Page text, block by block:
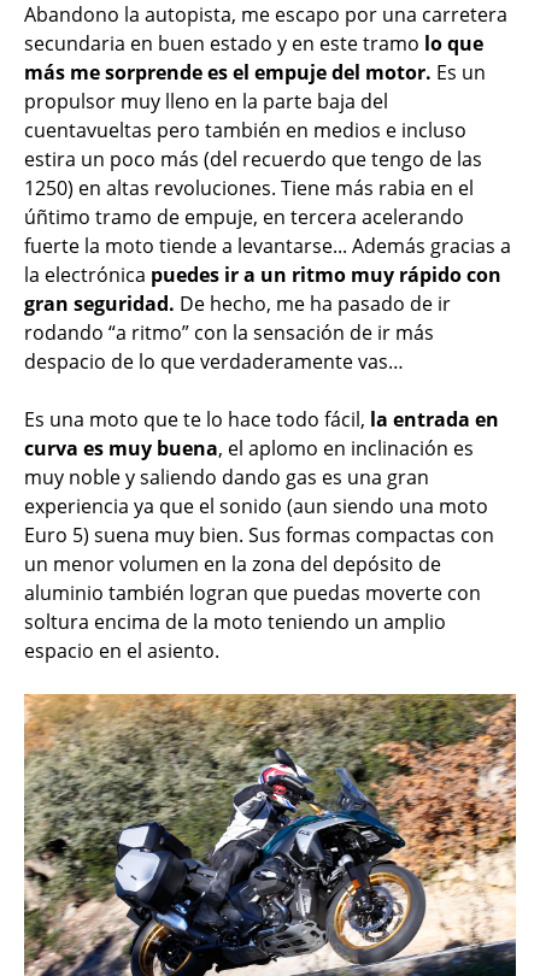
Abandono la autopista, me escapo por una carretera
secundaria en buen estado y en este tramo lo que
más me sorprende es el empuje del motor. Es un
propulsor muy lleno en la parte baja del
cuentavueltas pero también en medios e incluso
estira un poco más (del recuerdo que tengo de las
1250) en altas revoluciones. Tiene más rabia en el
úñtimo tramo de empuje, en tercera acelerando
fuerte la moto tiende a levantarse... Además gracias a
la electrónica puedes ir a un ritmo muy rápido con
gran seguridad. De hecho, me ha pasado de ir
rodando “a ritmo” con la sensación de ir más
despacio de lo que verdaderamente vas…
Es una moto que te lo hace todo fácil, la entrada en
curva es muy buena, el aplomo en inclinación es
muy noble y saliendo dando gas es una gran
experiencia ya que el sonido (aun siendo una moto
Euro 5) suena muy bien. Sus formas compactas con
un menor volumen en la zona del depósito de
aluminio también logran que puedas moverte con
soltura encima de la moto teniendo un amplio
espacio en el asiento.